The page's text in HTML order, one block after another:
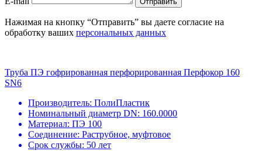
Нажимая на кнопку “Отправить” вы даете согласие на
обработку ваших персональных данных
Труба ПЭ гофрированная перфорированная Перфокор 160
SN6
Производитель: ПолиПластик
Номинальный диаметр DN: 160.0000
Материал: ПЭ 100
Соединение: Раструбное, муфтовое
Срок службы: 50 лет